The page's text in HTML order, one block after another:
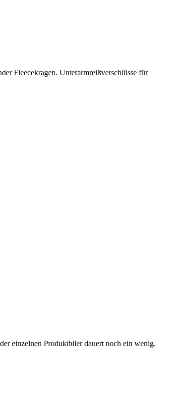
Fleecekragen. Unterarmreißverschlüsse für
einzelnen Produktbiler dauert noch ein wenig.